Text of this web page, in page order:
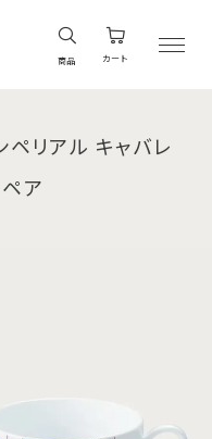
商品 カート
ペリアル キャバレ
ア